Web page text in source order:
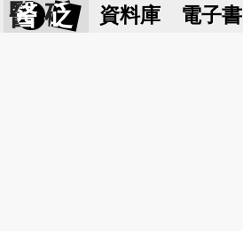
醫 砭 資料庫 電子書